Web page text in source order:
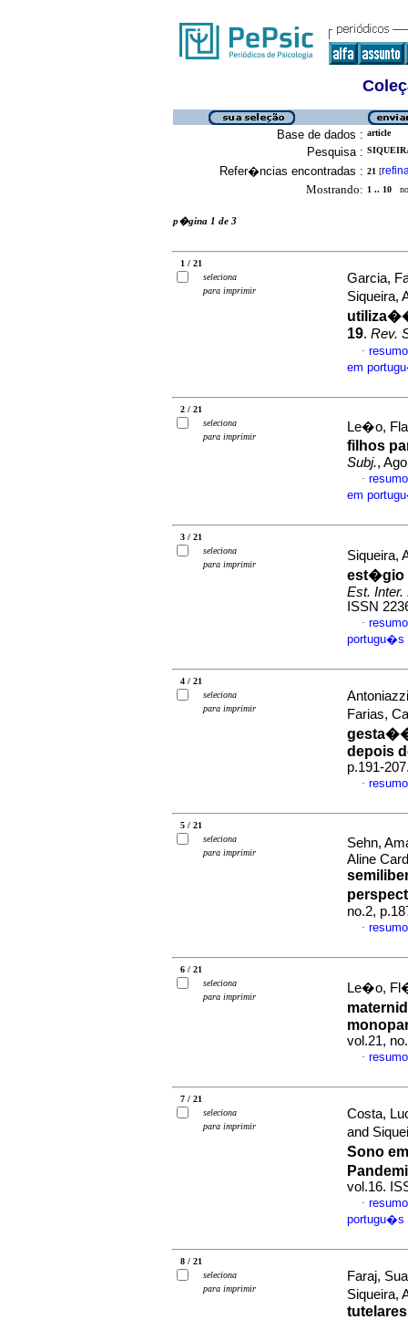
Base de dados : article
Pesquisa :
Refer�ncias encontradas : 21 [
Mostrando: 1 .. 10
p�gina 1 de 3
1 / 21
seleciona
para imprimir
Garcia,
Siqueira,
19. Rev.
·
em
2 / 21
seleciona
para imprimir
Le�o,
filhos
Subj.,
·
em
3 / 21
seleciona
para imprimir
Siqueira,
est�gio
Est. Inter.
ISSN
·
portugu�s
4 / 21
seleciona
para imprimir
Farias,
depois
p.191-
·
5 / 21
seleciona
para imprimir
Sehn,
Aline
no.2,
·
6 / 21
seleciona
para imprimir
Le�o,
vol.21,
·
7 / 21
seleciona
para imprimir
Costa,
and
Sono
vol.16.
·
portugu�s
8 / 21
seleciona
para imprimir
Faraj,
Siqueira,